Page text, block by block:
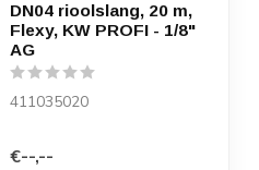
DN04 rioolslang, 20 m,
Flexy, KW PROFI - 1/8"
AG
411035020
€--,--